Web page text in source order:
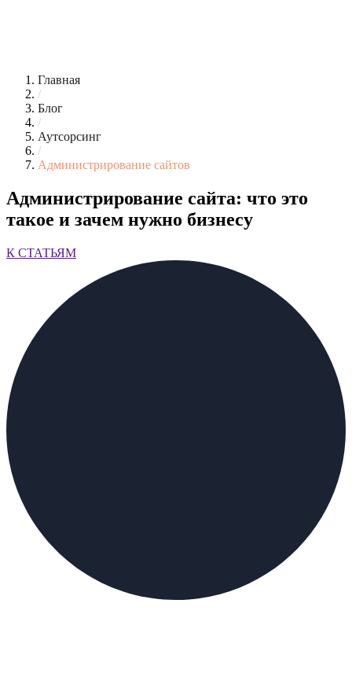
Главная
/
Блог
/
Аутсорсинг
/
Администрирование сайтов
Администрирование сайта: что это
такое и зачем нужно бизнесу
К СТАТЬЯМ